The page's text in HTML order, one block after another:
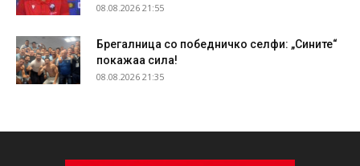
08.08.2026 21:55
Брегалница со победничко селфи: „Сините“
покажаа сила!
08.08.2026 21:35